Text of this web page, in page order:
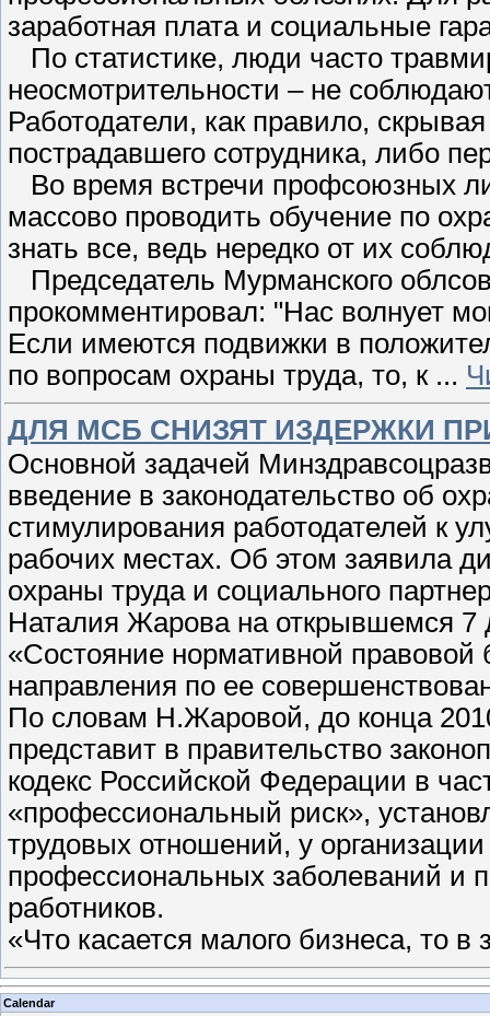
заработная плата и социальные
По статистике, люди часто
неосмотрительности – не
Работодатели, как правило,
пострадавшего сотрудника, либо
Во время встречи профсоюзных
массово проводить обучение по
знать все, ведь нередко от их
Председатель Мурманского
прокомментировал: "Нас волнует
Если имеются подвижки в
по вопросам охраны труда, то, к ...
ДЛЯ МСБ СНИЗЯТ ИЗДЕРЖКИ
Основной задачей
введение в законодательство об
стимулирования работодателей к
рабочих местах. Об этом заявила
охраны труда и социального
Наталия Жарова на открывшемся 7
«Состояние нормативной правовой
направления по ее
По словам Н.Жаровой, до конца
представит в правительство
кодекс Российской Федерации в
«профессиональный риск»,
трудовых отношений, у
профессиональных заболеваний и
работников.
«Что касается малого бизнеса, то в
Calendar